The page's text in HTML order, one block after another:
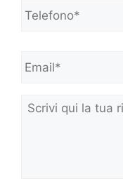
e
C
n
m
Scrivi
qui